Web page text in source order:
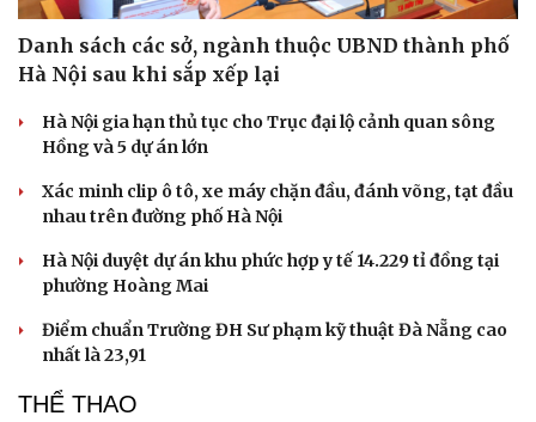
Danh sách các sở, ngành thuộc UBND thành phố
Hà Nội sau khi sắp xếp lại
Hà Nội gia hạn thủ tục cho Trục đại lộ cảnh quan sông
Hồng và 5 dự án lớn
Xác minh clip ô tô, xe máy chặn đầu, đánh võng, tạt đầu
nhau trên đường phố Hà Nội
Hà Nội duyệt dự án khu phức hợp y tế 14.229 tỉ đồng tại
phường Hoàng Mai
Điểm chuẩn Trường ĐH Sư phạm kỹ thuật Đà Nẵng cao
nhất là 23,91
THỂ THAO